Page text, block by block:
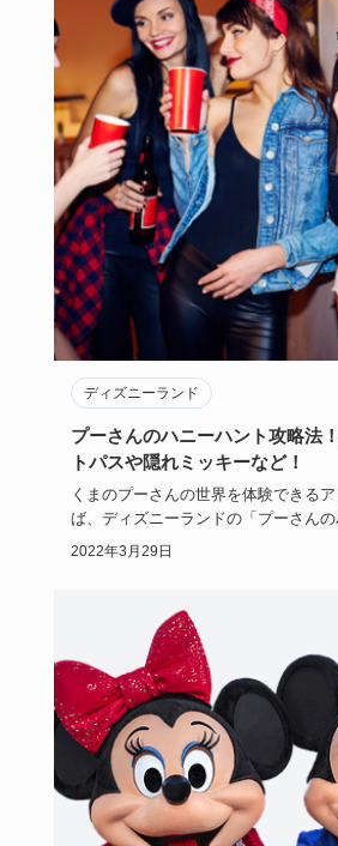
ディズニーランド
プーさんのハニーハント攻略法
トパスや隠れミッキーなど！
くまのプーさんの世界を体験できる
ば、ディズニーランドの「プーさん
ね。ちょっと出遅…
2022年3月29日